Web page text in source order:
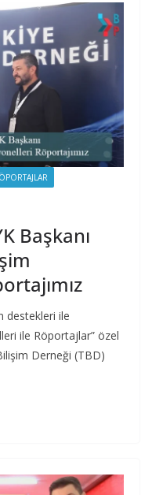
Başkanı
destekleri ile
ile Röportajlar” özel
Derneği (TBD)